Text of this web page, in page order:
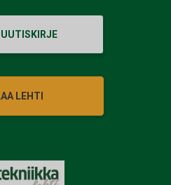
LEHTI